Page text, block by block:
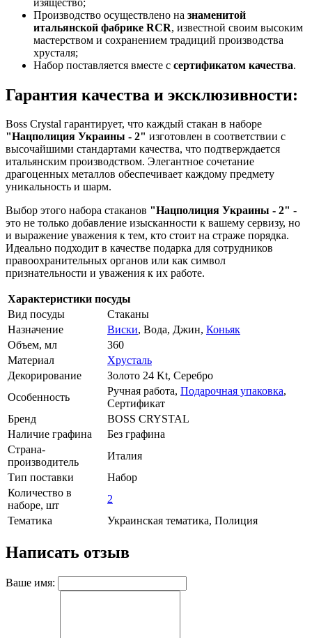
Производство осуществлено на знаменитой
итальянской фабрике RCR, известной своим высоким
мастерством и сохранением традиций производства
хрусталя;
Набор поставляется вместе с сертификатом качества.
Гарантия качества и эксклюзивности:
Boss Crystal гарантирует, что каждый стакан в наборе
"Нацполиция Украины - 2" изготовлен в соответствии с
высочайшими стандартами качества, что подтверждается
итальянским производством. Элегантное сочетание
драгоценных металлов обеспечивает каждому предмету
уникальность и шарм.
Выбор этого набора стаканов "Нацполиция Украины - 2" -
это не только добавление изысканности к вашему сервизу, но
и выражение уважения к тем, кто стоит на страже порядка.
Идеально подходит в качестве подарка для сотрудников
правоохранительных органов или как символ
признательности и уважения к их работе.
Характеристики посуды
Вид посуды
Стаканы
Назначение
Виски, Вода, Джин, Коньяк
Объем, мл
360
Материал
Хрусталь
Декорирование
Золото 24 Kt, Серебро
Особенность
Ручная работа, Подарочная упаковка,
Сертификат
Бренд
BOSS CRYSTAL
Наличие графина
Без графина
Страна-
производитель
Италия
Тип поставки
Набор
Количество в
наборе, шт
2
Тематика
Украинская тематика, Полиция
Написать отзыв
Ваше имя: